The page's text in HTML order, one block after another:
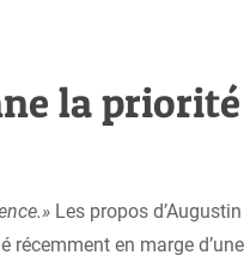
la
Les propos
récemment en marge